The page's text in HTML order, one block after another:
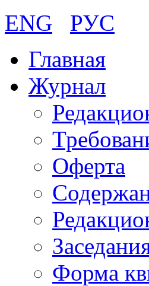
ENG
РУС
Главная
Журнал
Оферта
Форма